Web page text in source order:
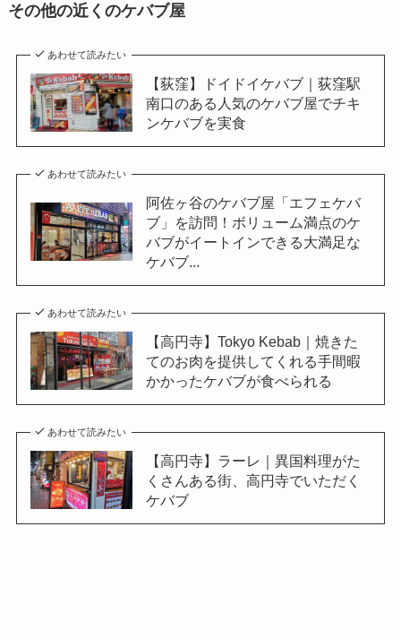
その他の近くのケバブ屋
あわせて読みたい
【荻窪】ドイドイケバブ｜荻窪駅
南口のある人気のケバブ屋でチキ
ンケバブを実食
あわせて読みたい
阿佐ヶ谷のケバブ屋「エフェケバ
ブ」を訪問！ボリューム満点のケ
バブがイートインできる大満足な
ケバブ...
あわせて読みたい
【高円寺】Tokyo Kebab｜焼きた
てのお肉を提供してくれる手間暇
かかったケバブが食べられる
あわせて読みたい
【高円寺】ラーレ｜異国料理がた
くさんある街、高円寺でいただく
ケバブ